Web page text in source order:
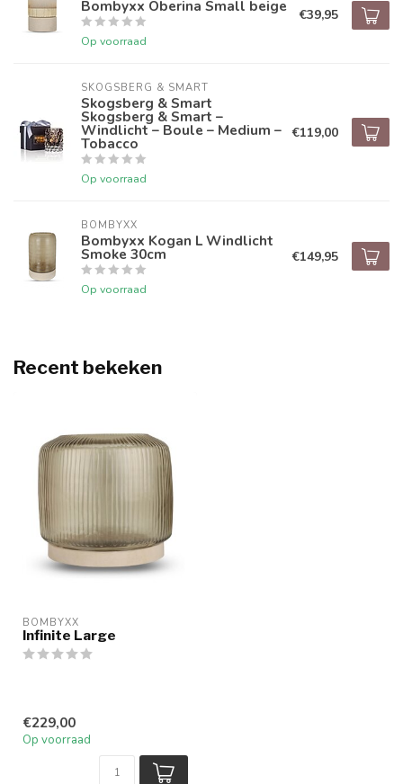
Bombyxx Oberina Small beige
Op voorraad
€39,95
SKOGSBERG & SMART
Skogsberg & Smart
Skogsberg & Smart –
Windlicht – Boule – Medium –
Tobacco
Op voorraad
€119,00
BOMBYXX
Bombyxx Kogan L Windlicht
Smoke 30cm
Op voorraad
€149,95
Recent bekeken
BOMBYXX
Infinite Large
€229,00
Op voorraad